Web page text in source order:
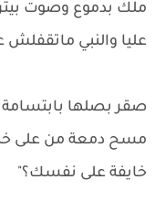
ملك بدموع وصوت
عليا والنبي ماتقفلش
صقر بصلها بابتسامة
مسح دمعة من على
خايفة على نفسك؟"